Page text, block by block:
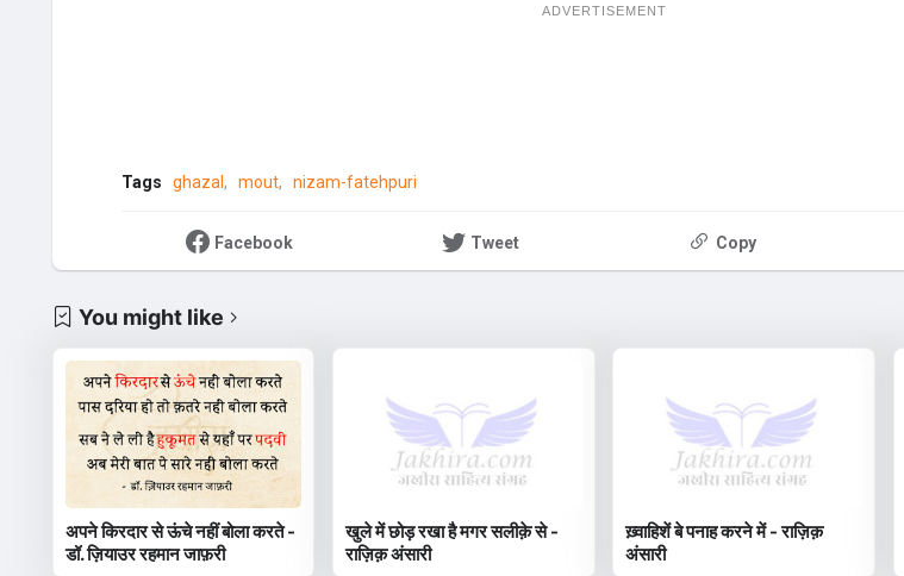
ADVERTISEMENT
Tags ghazal mout nizam-fatehpuri
Facebook Tweet Copy
You might like
अपने किरदार से ऊंचे नहीं बोला करते -
डॉ. ज़ियाउर रहमान जाफ़री
खुले में छोड़ रखा है मगर सलीक़े से -
राज़िक़ अंसारी
ख़्वाहिशें बे पनाह करने में - राज़िक़
अंसारी